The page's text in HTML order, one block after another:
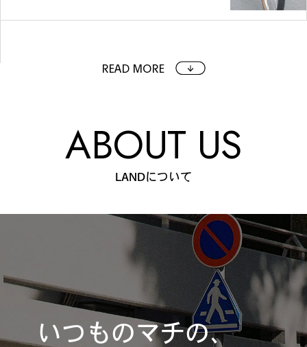
READ MORE
ABOUT US
LANDについて
いつものマチの、